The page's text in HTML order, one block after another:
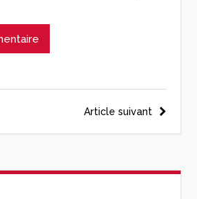
Article suivant